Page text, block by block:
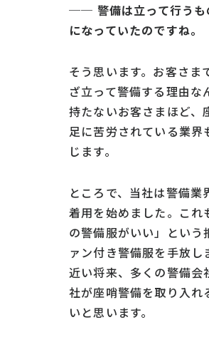
── 警備は立って行うも
になっていたのですね。
そう思います。お客さま
ざ立って警備する理由
持たないお客さまほど
足に苦労されている業
じます。
ところで、当社は警備
着用を始めました。こ
の警備服がいい」とい
ァン付き警備服を手放し
近い将来、多くの警備会
社が座哨警備を取り入れ
いと思います。